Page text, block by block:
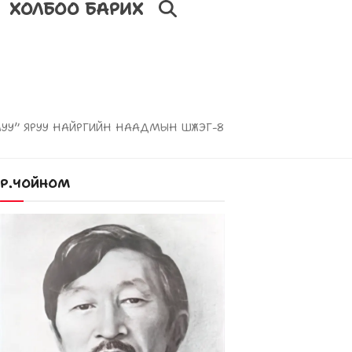
ХОЛБОО БАРИХ
ЯРУУ НАЙРГИЙН НААДМЫН ШҮЛЭГ-8
Р.ЧОЙНОМ